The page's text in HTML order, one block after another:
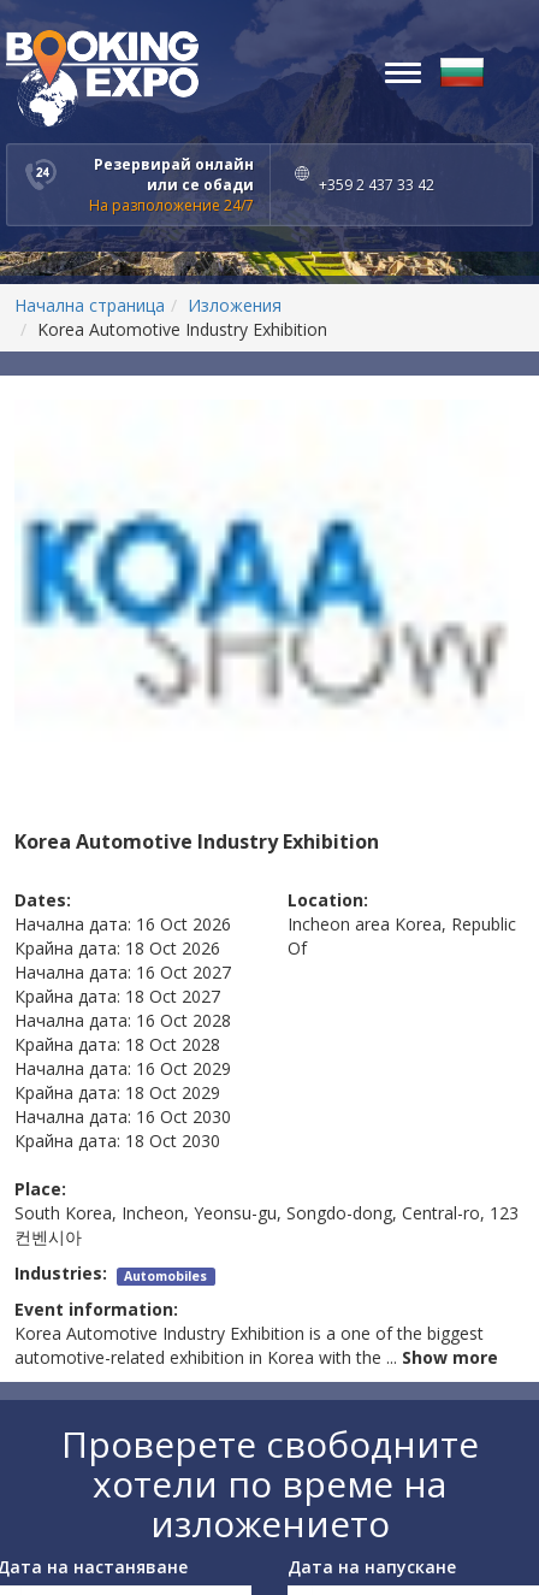
Резервирай онлайн
или се обади
На разположение 24/7
+359 2 437 33 42
Toggle
navigation
Начална страница
Изложения
Korea Automotive Industry Exhibition
Korea Automotive Industry Exhibition
Dates:
Начална дата: 16 Oct 2026
Крайна дата: 18 Oct 2026
Начална дата: 16 Oct 2027
Крайна дата: 18 Oct 2027
Начална дата: 16 Oct 2028
Крайна дата: 18 Oct 2028
Начална дата: 16 Oct 2029
Крайна дата: 18 Oct 2029
Начална дата: 16 Oct 2030
Крайна дата: 18 Oct 2030
Location:
Incheon area Korea, Republic
Of
Place:
South Korea, Incheon, Yeonsu-gu, Songdo-dong, Central-ro, 123
컨벤시아
Industries: Automobiles
Event information:
Korea Automotive Industry Exhibition is a one of the biggest
automotive-related exhibition in Korea with the ... Show more
Проверете свободните
хотели по време на
изложението
на настаняване Дата на напускане